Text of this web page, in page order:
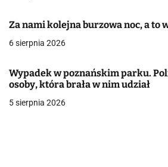
w
i
s
Za nami kolejna burzowa noc, a to
6 sierpnia 2026
Wypadek w poznańskim parku.
osoby, która brała w nim udział
5 sierpnia 2026